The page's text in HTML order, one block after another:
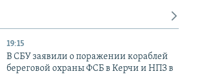
19:15
В СБУ заявили о поражении кораблей
береговой охраны ФСБ в Керчи и НПЗ в